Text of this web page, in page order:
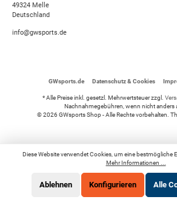
49324 Melle
Deutschland
info@gwsports.de
GWsports.de Datenschutz & Cookies
* Alle Preise inkl. gesetzl. Mehrwertsteuer zzgl.
Nachnahmegebühren, wenn nicht anders
© 2026 GWsports Shop - Alle Rechte vorbehalten.
Diese Website verwendet Cookies, um eine bestmögliche
Mehr Informationen ...
Ablehnen Konfigurieren Alle